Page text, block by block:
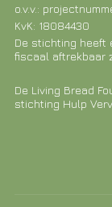
o.v.v.:
KvK: 18084430
De stichting heeft
fiscaal aftrekbaar
De Living Bread
stichting Hulp